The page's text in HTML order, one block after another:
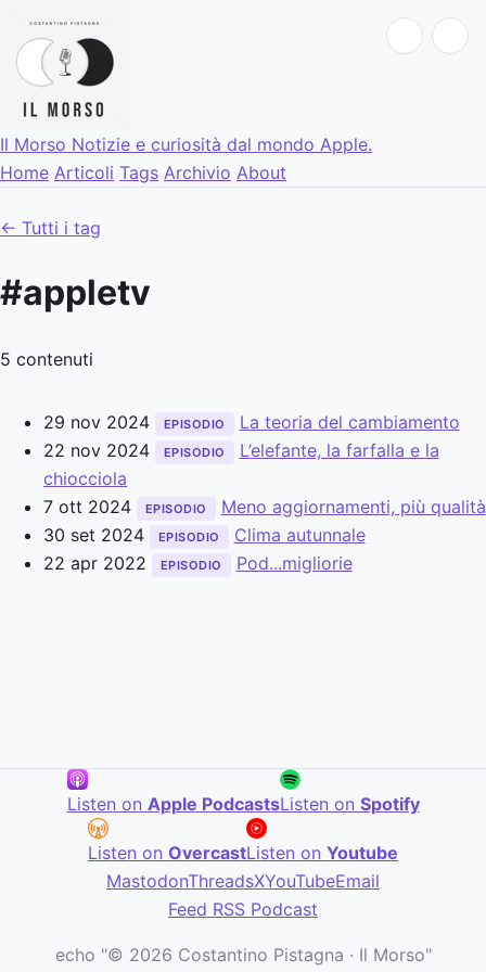
Il Morso Notizie e curiosità dal mondo Apple.
Home Articoli Tags Archivio About
← Tutti i tag
#appletv
5 contenuti
29 nov 2024 EPISODIO
La teoria del cambiamento
22 nov 2024
EPISODIO
L’elefante, la farfalla e la
chiocciola
7 ott 2024
EPISODIO
Meno aggiornamenti, più qualità
30 set 2024
EPISODIO
Clima autunnale
22 apr 2022
EPISODIO Pod...migliorie
Listen on Apple PodcastsListen on Spotify
Listen on OvercastListen on Youtube
MastodonThreadsXYouTubeEmail
Feed RSS Podcast
echo "© 2026 Costantino Pistagna · Il Morso"